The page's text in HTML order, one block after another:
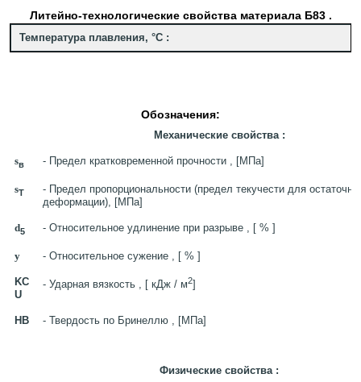
Литейно-технологические свойства материала Б83 .
Температура плавления, °C :
Обозначения:
Механические свойства :
sв - Предел кратковременной прочности , [МПа]
sT
- Предел пропорциональности (предел текучести для
деформации), [МПа]
d5 - Относительное удлинение при разрыве , [ % ]
y - Относительное сужение , [ % ]
KC
U
- Ударная вязкость , [ кДж / м2]
HB - Твердость по Бринеллю , [МПа]
Физические свойства :